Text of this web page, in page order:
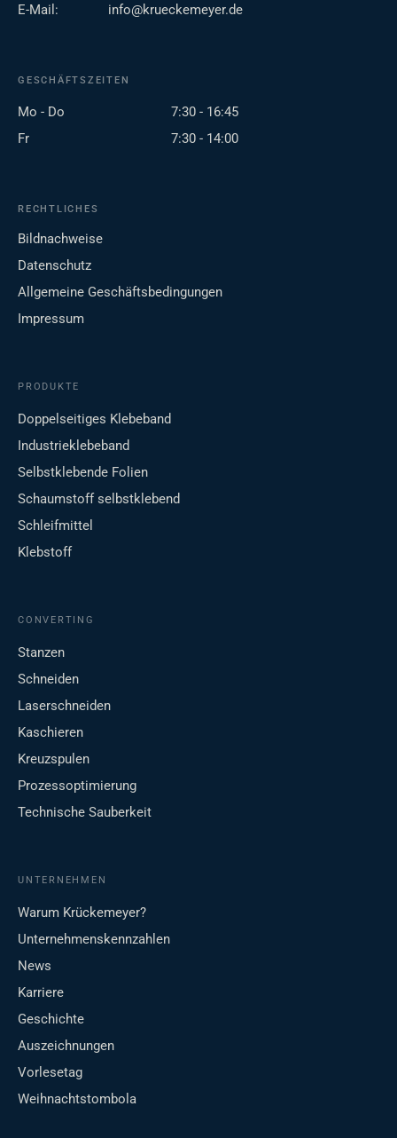
E-Mail:
info@krueckemeyer.de
GESCHÄFTSZEITEN
Mo - Do
7:30 - 16:45
Fr
7:30 - 14:00
RECHTLICHES
Bildnachweise
Datenschutz
Allgemeine Geschäftsbedingungen
Impressum
PRODUKTE
Doppelseitiges Klebeband
Industrieklebeband
Selbstklebende Folien
Schaumstoff selbstklebend
Schleifmittel
Klebstoff
CONVERTING
Stanzen
Schneiden
Laserschneiden
Kaschieren
Kreuzspulen
Prozessoptimierung
Technische Sauberkeit
UNTERNEHMEN
Warum Krückemeyer?
Unternehmenskennzahlen
News
Karriere
Geschichte
Auszeichnungen
Vorlesetag
Weihnachtstombola